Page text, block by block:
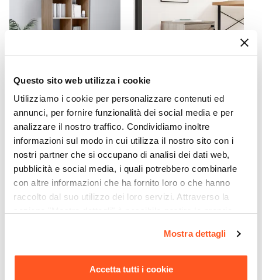
Questo sito web utilizza i cookie
Utilizziamo i cookie per personalizzare contenuti ed
annunci, per fornire funzionalità dei social media e per
analizzare il nostro traffico. Condividiamo inoltre
informazioni sul modo in cui utilizza il nostro sito con i
nostri partner che si occupano di analisi dei dati web,
pubblicità e social media, i quali potrebbero combinarle
con altre informazioni che ha fornito loro o che hanno
raccolto dal suo utilizzo dei loro servizi. Attraverso la
momento. Per maggiori informazioni si invita a leggere la
Mostra dettagli
Accetta tutti i cookie
Opaca
Trattamento
CODICE:GTAL12-8R
Libreria 60x120h cm in
legno rovere - Artik
€ 44,99
CODICE:ART34R
Cassettiera 40x52h cm in
legno rovere con 3 cassetti
su ruote - Artik
€ 61,00